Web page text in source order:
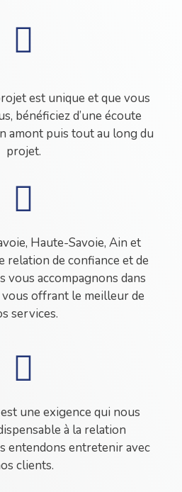
est unique et que vous
bénéficiez d’une écoute
amont puis tout au long du
projet.
Haute-Savoie, Ain et
relation de confiance et de
vous accompagnons dans
vous offrant le meilleur de
services.
une exigence qui nous
à la relation
entendons entretenir avec
clients.